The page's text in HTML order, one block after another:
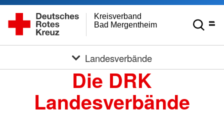
Bad Mergentheim e.V.
Kreisverband
Landesverbände
Die DRK
Landesverbände